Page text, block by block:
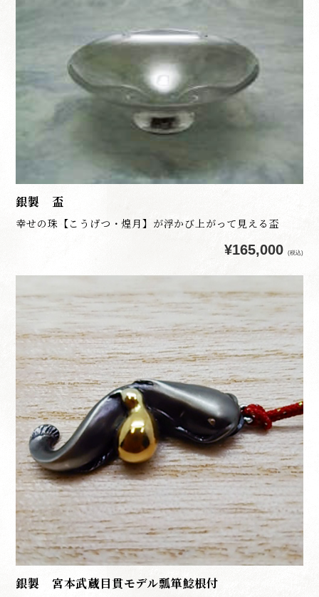
銀製 盃
幸せの珠【こうげつ・煌月】が浮かび上がって見える盃
¥165,000 (税込)
銀製 宮本武蔵目貫モデル瓢箪鯰根付